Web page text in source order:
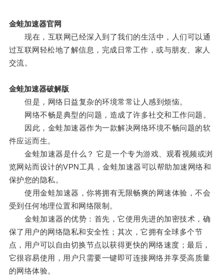
金蛙加速器官网
现在，互联网已经深入到了我们的生活中，人们可以通
过互联网轻松地了解信息，完成日常工作，或与朋友、家人
交流。
金蛙加速器破解版
但是，网络日益复杂的环境常常让人感到烦恼。
网络不畅是典型的问题，造成了许多社交和工作问题。
因此，金蛙加速器作为一款解决网络环境不畅问题的软
件应运而生。
金蛙加速器是什么？ 它是一个专为游戏、观看视频或浏
览网站而设计的VPN工具，金蛙加速器可以帮助加速网络和
保护您的隐私。
使用金蛙加速器，你将拥有无限畅爽的网速体验，不会
受到任何地理位置和网络限制。
金蛙加速器的优势：首先，它使用先进的加密技术，确
保了用户的网络隐私和安全性；其次，它拥有全球多个节
点，用户可以自由切换节点以获得更快的网络速度；最后，
它很容易使用，用户只需要一键即可连接网络并享受高质量
的网络体验。